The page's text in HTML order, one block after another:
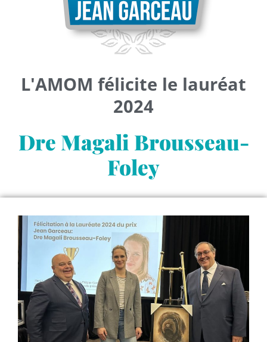
L'AMOM félicite le lauréat
2024
Dre Magali Brousseau-
Foley